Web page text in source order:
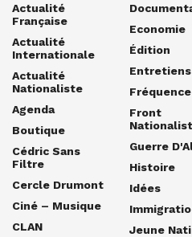
Actualité
Française
Actualité
Internationale
Actualité
Nationaliste
Agenda
Boutique
Cédric Sans
Filtre
Cercle Drumont
Ciné – Musique
CLAN
Economie
Édition
Entretiens
Front
Guerre
Histoire
Idées
Jeune